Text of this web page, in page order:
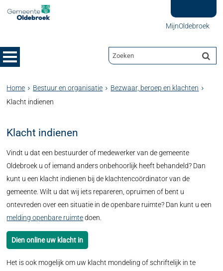
MijnOldebroek
Home Bestuur en organisatie
Bezwaar, beroep en klachten
Klacht indienen
Klacht indienen
Vindt u dat een bestuurder of medewerker van de gemeente
Oldebroek u of iemand anders onbehoorlijk heeft behandeld? Dan
kunt u een klacht indienen bij de klachtencoördinator van de
gemeente. Wilt u dat wij iets repareren, opruimen of bent u
ontevreden over een situatie in de openbare ruimte? Dan kunt u een
melding openbare ruimtedoen.
Dien online uw klacht in
Het is ook mogelijk om uw klacht mondeling of schriftelijk in te